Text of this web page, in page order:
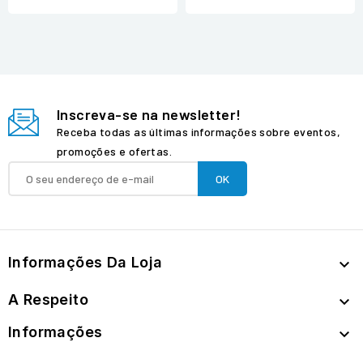
Inscreva-se na newsletter!
Receba todas as últimas informações sobre eventos,
promoções e ofertas.
Informações Da Loja 
A Respeito 
Informações 